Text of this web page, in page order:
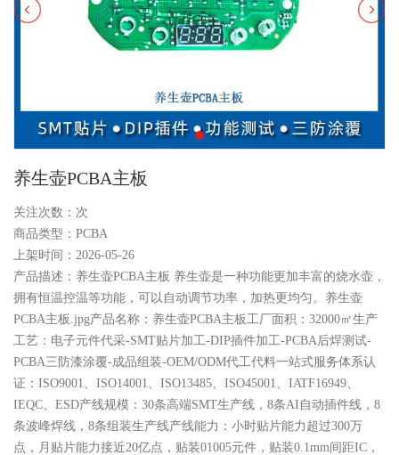
养生壶PCBA主板
关注次数： 次
商品类型：PCBA
上架时间：2026-05-26
产品描述：养生壶PCBA主板 养生壶是一种功能更加丰富的烧水壶，
拥有恒温控温等功能，可以自动调节功率，加热更均匀。养生壶
PCBA主板.jpg产品名称：养生壶PCBA主板工厂面积：32000㎡生产
工艺：电子元件代采-SMT贴片加工-DIP插件加工-PCBA后焊测试-
PCBA三防漆涂覆-成品组装-OEM/ODM代工代料一站式服务体系认
证：ISO9001、ISO14001、ISO13485、ISO45001、IATF16949、
IEQC、ESD产线规模：30条高端SMT生产线，8条AI自动插件线，8
条波峰焊线，8条组装生产线产线能力：小时贴片能力超过300万
点，月贴片能力接近20亿点，贴装01005元件，贴装0.1mm间距IC，